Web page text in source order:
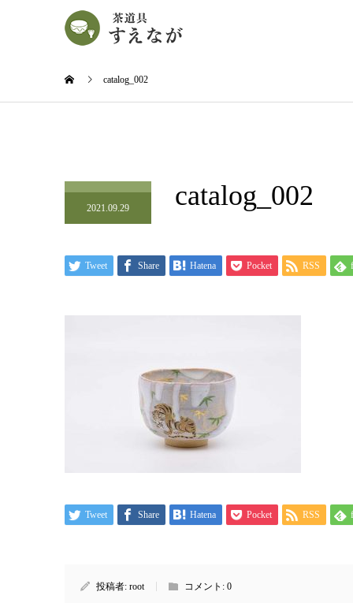
catalog_002
2021.09.29 catalog_002
Tweet Share Hatena Pocket RSS
Tweet Share Hatena Pocket RSS
投稿者: root コメント: 0